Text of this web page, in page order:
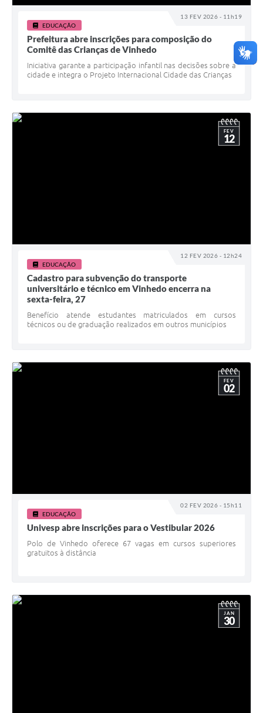
13 FEV 2026 - 11h19
EDUCAÇÃO
Prefeitura abre inscrições para composição do
Comitê das Crianças de Vinhedo
Iniciativa garante a participação infantil nas decisões sobre a
cidade e integra o Projeto Internacional Cidade das Crianças
12 FEV 2026 - 12h24
FEV
12
EDUCAÇÃO
Cadastro para subvenção do transporte
universitário e técnico em Vinhedo encerra na
sexta-feira, 27
Benefício atende estudantes matriculados em cursos
técnicos ou de graduação realizados em outros municípios
02 FEV 2026 - 15h11
FEV
02
EDUCAÇÃO
Univesp abre inscrições para o Vestibular 2026
Polo de Vinhedo oferece 67 vagas em cursos superiores
gratuitos à distância
JAN
30